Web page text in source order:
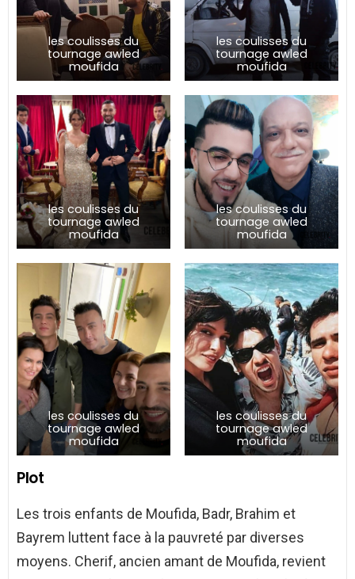
les coulisses du
tournage awled
moufida
les coulisses du
tournage awled
moufida
les coulisses du
tournage awled
moufida
les coulisses du
tournage awled
moufida
les coulisses du
tournage awled
moufida
les coulisses du
tournage awled
moufida
Plot
Les trois enfants de Moufida, Badr, Brahim et
Bayrem luttent face à la pauvreté par diverses
moyens. Cherif, ancien amant de Moufida, revient